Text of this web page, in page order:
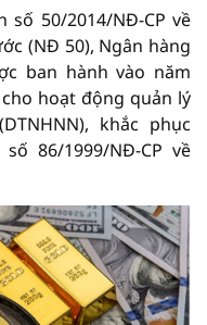
50/2014/NĐ-CP về
(NĐ 50), Ngân hàng
ban hành vào năm
hoạt động quản lý
khắc phục
86/1999/NĐ-CP về